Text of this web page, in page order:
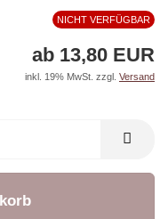
NICHT VERFÜGBAR
ab 13,80 EUR
inkl. 19% MwSt. zzgl. Versand